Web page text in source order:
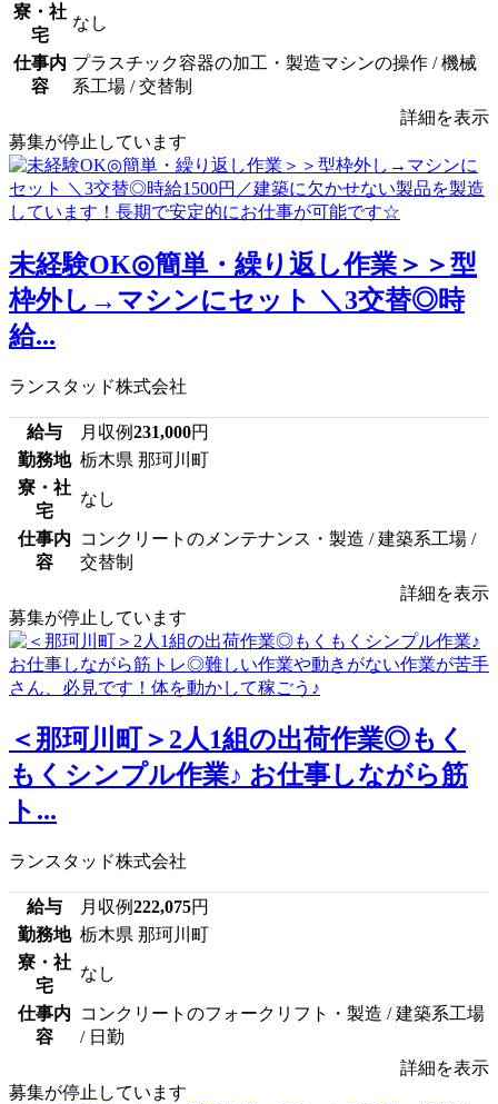
寮・社
宅
なし
仕事内
容
プラスチック容器の加工・製造マシンの操作 / 機械
系工場 / 交替制
詳細を表示
募集が停止しています
未経験OK◎簡単・繰り返し作業＞＞型
枠外し→マシンにセット ＼3交替◎時
給...
ランスタッド株式会社
給与 月収例231,000円
勤務地 栃木県 那珂川町
寮・社
宅
なし
仕事内
容
コンクリートのメンテナンス・製造 / 建築系工場 /
交替制
詳細を表示
募集が停止しています
＜那珂川町＞2人1組の出荷作業◎もく
もくシンプル作業♪ お仕事しながら筋
ト...
ランスタッド株式会社
給与 月収例222,075円
勤務地 栃木県 那珂川町
寮・社
宅
なし
仕事内
容
コンクリートのフォークリフト・製造 / 建築系工場
/ 日勤
詳細を表示
募集が停止しています